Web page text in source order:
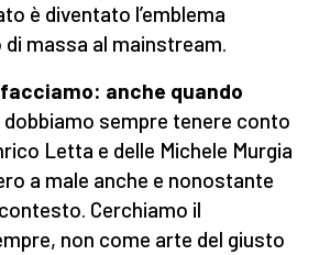
è diventato l’emblema
di massa al mainstream.
anche quando
dobbiamo sempre tenere conto
Letta e delle Michele Murgia
a male anche e nonostante
Cerchiamo il
non come arte del giusto